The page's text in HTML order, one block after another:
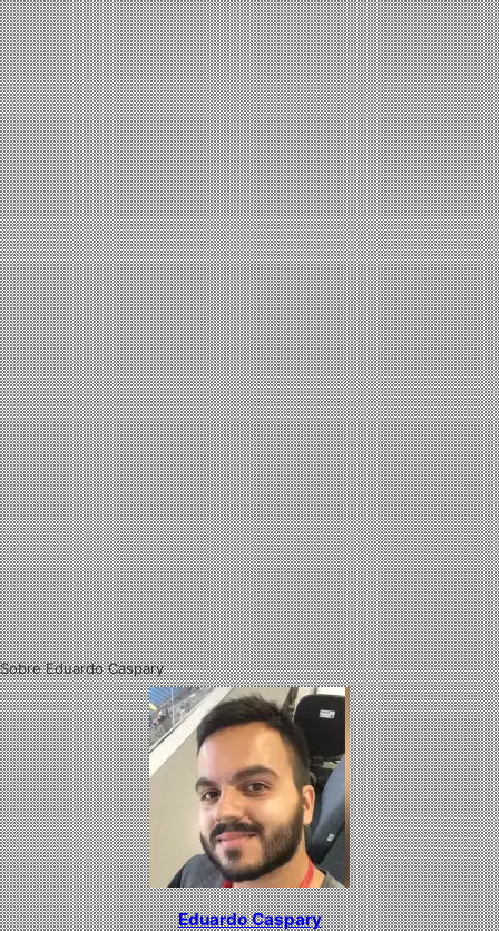
Sobre Eduardo Caspary
Eduardo Caspary